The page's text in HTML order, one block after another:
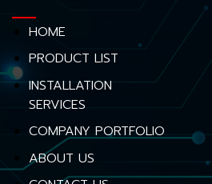
HOME
PRODUCT LIST
INSTALLATION
SERVICES
COMPANY PORTFOLIO
ABOUT US